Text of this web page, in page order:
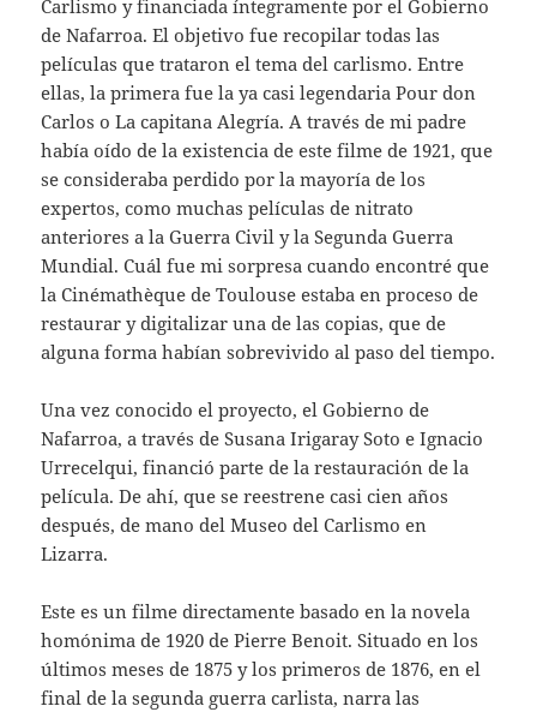
Carlismo y financiada íntegramente por el Gobierno
de Nafarroa. El objetivo fue recopilar todas las
películas que trataron el tema del carlismo. Entre
ellas, la primera fue la ya casi legendaria Pour don
Carlos o La capitana Alegría. A través de mi padre
había oído de la existencia de este filme de 1921, que
se consideraba perdido por la mayoría de los
expertos, como muchas películas de nitrato
anteriores a la Guerra Civil y la Segunda Guerra
Mundial. Cuál fue mi sorpresa cuando encontré que
la Cinémathèque de Toulouse estaba en proceso de
restaurar y digitalizar una de las copias, que de
alguna forma habían sobrevivido al paso del tiempo.
Una vez conocido el proyecto, el Gobierno de
Nafarroa, a través de Susana Irigaray Soto e Ignacio
Urrecelqui, financió parte de la restauración de la
película. De ahí, que se reestrene casi cien años
después, de mano del Museo del Carlismo en
Lizarra.
Este es un filme directamente basado en la novela
homónima de 1920 de Pierre Benoit. Situado en los
últimos meses de 1875 y los primeros de 1876, en el
final de la segunda guerra carlista, narra las